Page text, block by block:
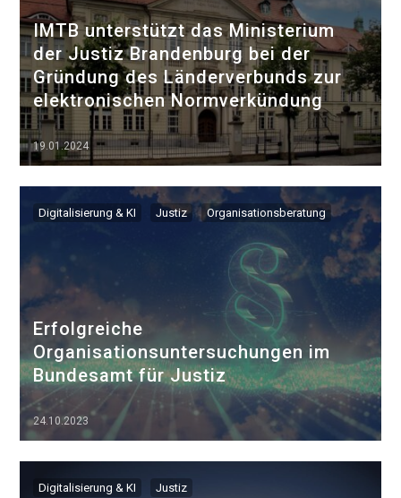
IMTB unterstützt das Ministerium
der Justiz Brandenburg bei der
Gründung des Länderverbunds zur
elektronischen Normverkündung
19.01.2024
Digitalisierung & KI Justiz Organisationsberatung
Erfolgreiche
Organisationsuntersuchungen im
Bundesamt für Justiz
24.10.2023
Digitalisierung & KI Justiz